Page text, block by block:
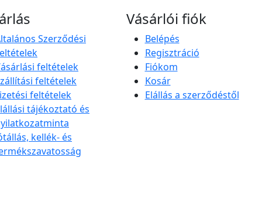
Szerződési
feltételek
feltételek
feltételek
tájékoztató és
kellék- és
Vásárlói fiók
Belépés
Regisztráció
Fiókom
Kosár
Elállás a szerződéstől